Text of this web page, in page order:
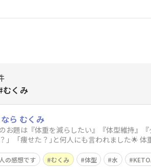
むくみ
ら むくみ
お題は『体重を減らしたい』『体型維持』
」「痩せた？｣と何人にも言われました🌟
の感想です むくみ 体型 水